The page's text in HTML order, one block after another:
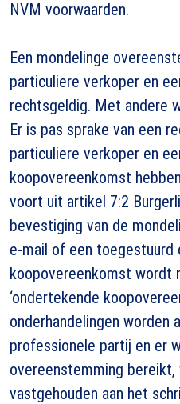
NVM voorwaarden.
Een mondelinge
particuliere verkoper en
rechtsgeldig. Met andere
Er is pas sprake van een
particuliere verkoper en
koopovereenkomst
voort uit artikel 7:2
bevestiging van de
e-mail of een toegestuurd
koopovereenkomst wordt
‘ondertekende
onderhandelingen worden
professionele partij en er
overeenstemming
vastgehouden aan het